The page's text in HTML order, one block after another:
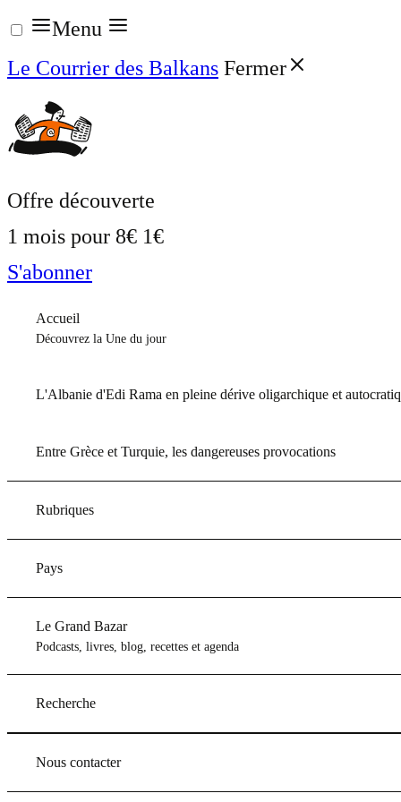
Aller
au
contenu
Menu
Le Courrier des Balkans Fermer
Offre découverte
1 mois pour 8€ 1€
S'abonner
Accueil
Découvrez la Une du jour
L'Albanie d'Edi Rama en pleine dérive oligarchique et
Entre Grèce et Turquie, les dangereuses provocations
Rubriques
Pays
Le Grand Bazar
Podcasts, livres, blog, recettes et agenda
Recherche
Nous contacter